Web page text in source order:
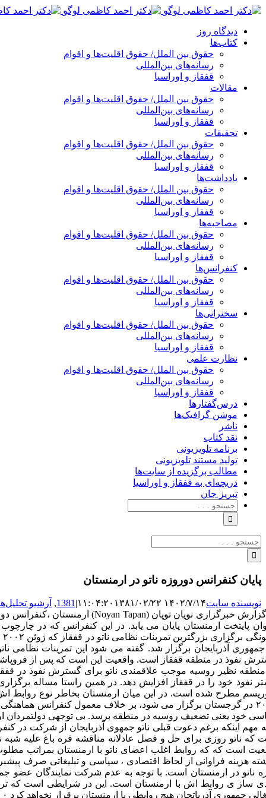
پرش
محتوا
دیدگاه روز
کتاب‌ها
حقوق بین الملل/ حقوق اقلیت‌ها و اقوام
رسانه‌های بین‌المللی
قفقاز و اوراسیا
مقالات
حقوق بین الملل/ حقوق اقلیت‌ها و اقوام
رسانه‌های بین‌المللی
قفقاز و اوراسیا
تحقیقات
حقوق بین الملل/ حقوق اقلیت‌ها و اقوام
رسانه‌های بین‌المللی
قفقاز و اوراسیا
یادداشت‌ها
حقوق بین الملل/ حقوق اقلیت‌ها و اقوام
رسانه‌های بین‌المللی
قفقاز و اوراسیا
مصاحبه‌ها
حقوق بین الملل/ حقوق اقلیت‌ها و اقوام
رسانه‌های بین‌المللی
قفقاز و اوراسیا
کنفرانس‌ها
حقوق بین الملل/ حقوق اقلیت‌ها و اقوام
رسانه‌های بین‌المللی
قفقاز و اوراسیا
سخنرانی‌ها
حقوق بین الملل/ حقوق اقلیت‌ها و اقوام
رسانه‌های بین‌المللی
قفقاز و اوراسیا
نظارت علمی
حقوق بین الملل/ حقوق اقلیت‌ها و اقوام
رسانه‌های بین‌المللی
قفقاز و اوراسیا
درس‌گفتارها
موشن گرافیک‌ها
ناشر
نقد کتاب
برنامه‌ تلویزیونی
تولید مستند تلویزیونی
مطالب برگزیده از سایت‌ها
دریچه‌ای به قفقاز و اوراسیا
تبریزِ جان
جستجو
برای:
جستجو
برای:
پایان کنفرانس دوروزه ناتو در ارمنستان
نویسنده سایت۱۴۰۲/۷/۱۴ ۱۱:۰۴:۲۰ ۱۳۸۱/۰۲/۲۲ |
1381
, آرشیو
پایتخت ارمنستان پایان می یابد. در این کنفرانس که در
نفوذ در منطقه قفقاز است. واقعیت این است که پس از فروپاشی
نظیر روسیه موجب علاقمندی ناتو برای گسترش نفوذ در
نفوذ خود را در قفقاز افزایش دهد. در همین راستا مساله
مطرح شده است. در این میان ارمنستان بخاطر نوع روابط اش
۲۰۰۲ در گرجستان برگزار می شود، بر خلاف معمول کنفرانس
خود یعنی تضعیف روسیه در منطقه برسد. بی توجهی دولتمردان
مهم اینکه برغم دعوت قبلی ناتو جمهوی آذربایجان از شرکت در
که ناتو روزی برای حل و فصل عادلانه مناقشه قره باغ علیه شبه
است که که روابط اغلب اعضای ناتو با ارمنستان بمراتب
ناتو در ارمنستان است. با توجه به عدم شرکت نمایندگان عضو
ساز ی روابط اش با ارمنستان است. این در شرایطی است که
آذرباتجان هیچ روابطی با ارمنستان برقرار نخواهد کرد ۰ بی شک این موضوع نیز هرچه بیشتر موجب تضعیف جمهوری آذربایجان در روند حل و فصل مناقشه قره باغ خواهد شد.